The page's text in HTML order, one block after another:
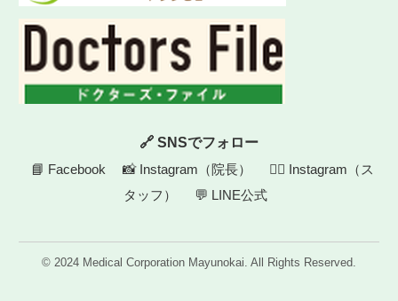
🔗 SNSでフォロー
📘 Facebook 📸 Instagram（院長）
👩‍⚕️ Instagram（ス
タッフ）
💬 LINE公式
© 2024 Medical Corporation Mayunokai. All Rights Reserved.